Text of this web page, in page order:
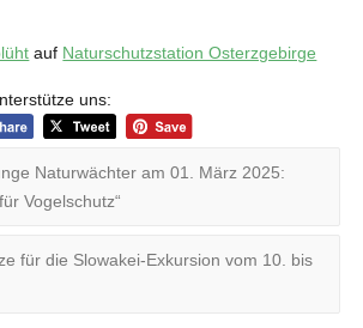
auf Naturschutzstation Osterzgebirge
uns:
Naturwächter am 01. März 2025:
Vogelschutz“
für die Slowakei-Exkursion vom 10. bis